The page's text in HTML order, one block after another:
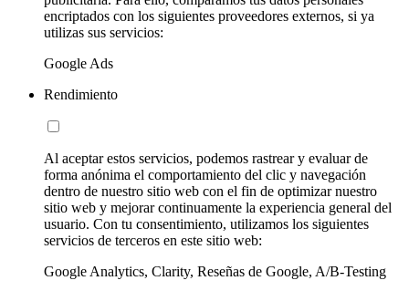
encriptados con los siguientes proveedores externos, si ya
utilizas sus servicios:
Google Ads
Rendimiento
Al aceptar estos servicios, podemos rastrear y evaluar de
forma anónima el comportamiento del clic y navegación
dentro de nuestro sitio web con el fin de optimizar nuestro
sitio web y mejorar continuamente la experiencia general del
usuario. Con tu consentimiento, utilizamos los siguientes
servicios de terceros en este sitio web:
Google Analytics, Clarity, Reseñas de Google, A/B-Testing